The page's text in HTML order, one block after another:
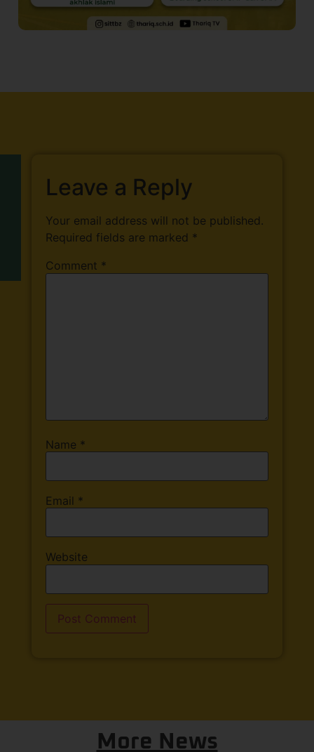
Leave a Reply
Your email address will not be published.
Required fields are marked *
Comment *
Name *
Email *
Website
More News